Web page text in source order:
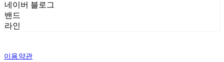
네이버 블로그
밴드
라인
이용약관